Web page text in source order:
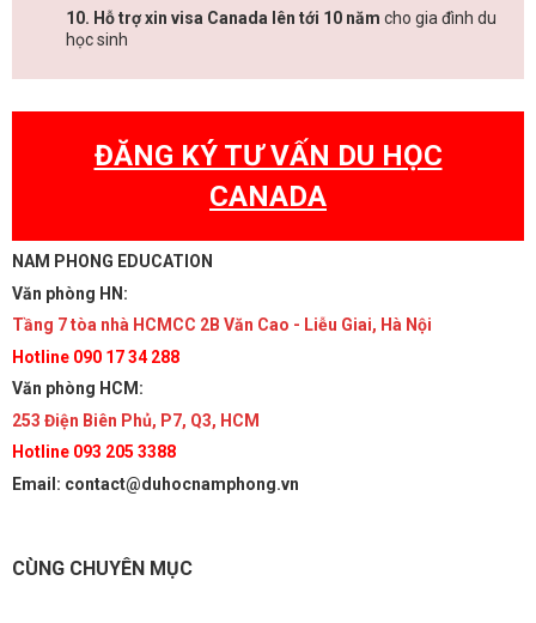
10. Hỗ trợ xin visa Canada lên tới 10 năm cho gia đình du
học sinh
ĐĂNG KÝ TƯ VẤN DU HỌC
CANADA
NAM PHONG EDUCATION
Văn phòng HN:
Tầng 7 tòa nhà HCMCC 2B Văn Cao - Liễu Giai, Hà Nội
Hotline 090 17 34 288
Văn phòng HCM:
253 Điện Biên Phủ, P7, Q3, HCM
Hotline 093 205 3388
Email: contact@duhocnamphong.vn
CÙNG CHUYÊN MỤC